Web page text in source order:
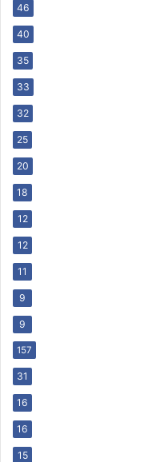
46
40
35
33
32
25
20
18
12
12
11
9
9
157
31
16
16
15